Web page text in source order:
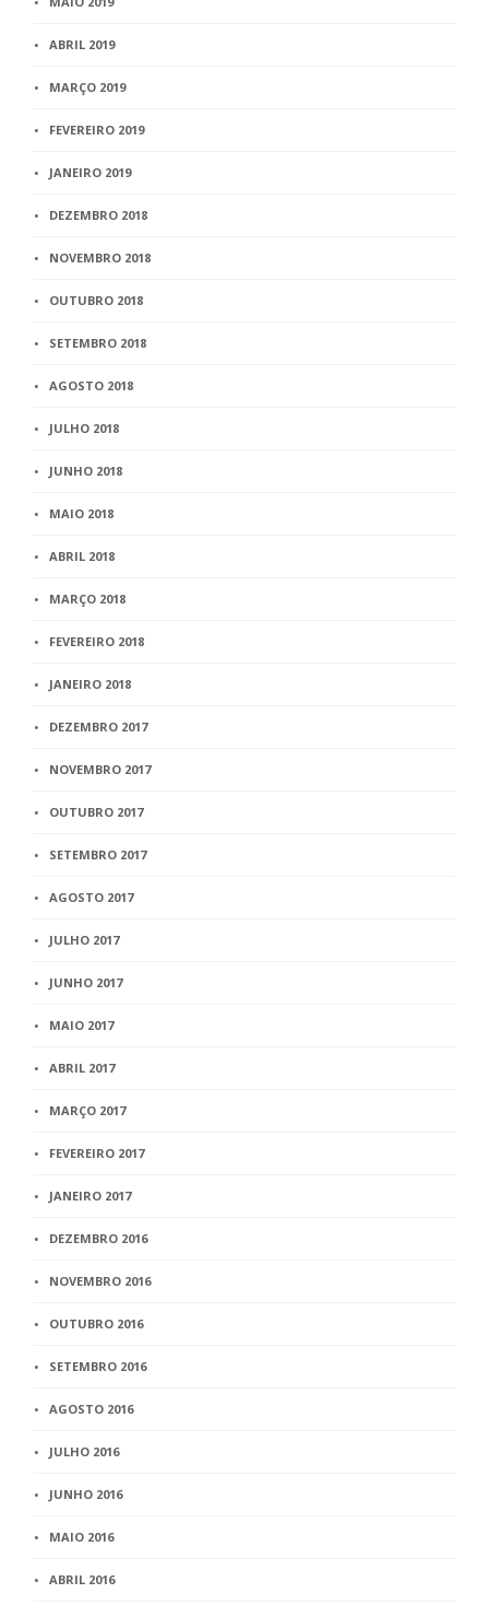
ABRIL 2019
MARÇO 2019
FEVEREIRO 2019
JANEIRO 2019
DEZEMBRO 2018
NOVEMBRO 2018
OUTUBRO 2018
SETEMBRO 2018
AGOSTO 2018
JULHO 2018
JUNHO 2018
MAIO 2018
ABRIL 2018
MARÇO 2018
FEVEREIRO 2018
JANEIRO 2018
DEZEMBRO 2017
NOVEMBRO 2017
OUTUBRO 2017
SETEMBRO 2017
AGOSTO 2017
JULHO 2017
JUNHO 2017
MAIO 2017
ABRIL 2017
MARÇO 2017
FEVEREIRO 2017
JANEIRO 2017
DEZEMBRO 2016
NOVEMBRO 2016
OUTUBRO 2016
SETEMBRO 2016
AGOSTO 2016
JULHO 2016
JUNHO 2016
MAIO 2016
ABRIL 2016